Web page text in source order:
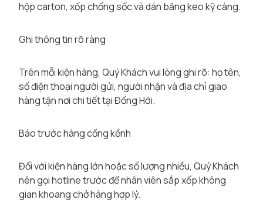
hộp carton, xốp chống sốc và dán băng keo kỹ càng.
Ghi thông tin rõ ràng
Trên mỗi kiện hàng, Quý Khách vui lòng ghi rõ: họ tên,
số điện thoại người gửi, người nhận và địa chỉ giao
hàng tận nơi chi tiết tại Đồng Hới.
Báo trước hàng cồng kềnh
Đối với kiện hàng lớn hoặc số lượng nhiều, Quý Khách
nên gọi hotline trước để nhân viên sắp xếp không
gian khoang chở hàng hợp lý.